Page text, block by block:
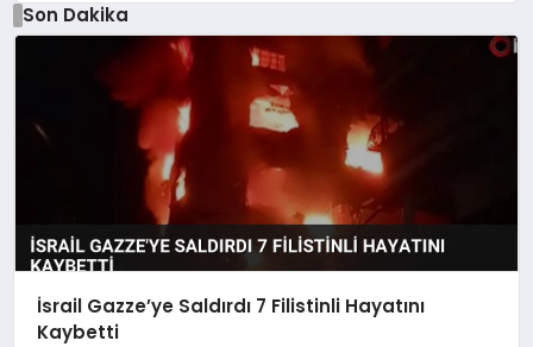
Son Dakika
İsrail Gazze’ye Saldırdı 7 Filistinli Hayatını
Kaybetti